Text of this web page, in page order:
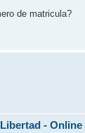
de matricula?
- Online